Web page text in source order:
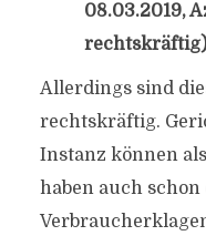
08.03.2019,
rechtskräftig)
Allerdings sind
rechtskräftig.
Instanz können
haben auch